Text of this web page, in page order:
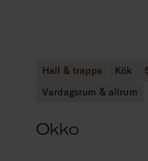
Hall & trappa Kök
Vardagsrum & allrum
Okko